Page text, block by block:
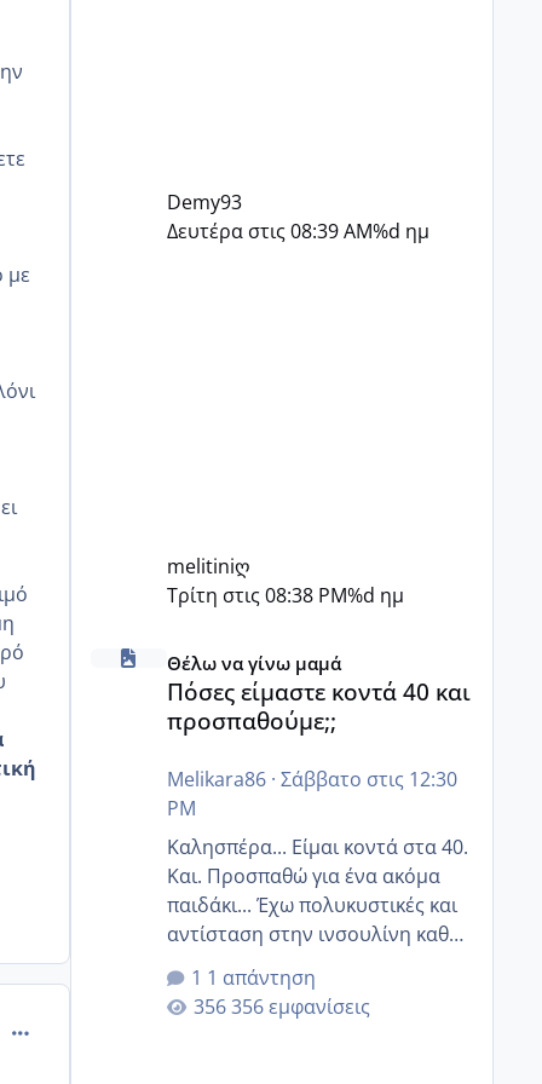
με
comment_761925
Demy93
Δευτέρα στις 08:39 AM%d ημ
melitiniღ
Τρίτη στις 08:38 PM%d ημ
Πόσες είμαστε κοντά 40 και προσπαθούμε;;
Θέλω να γίνω μαμά
Πόσες είμαστε κοντά 40 και
προσπαθούμε;;
Melikara86· Σάββατο στις 12:30
PM
Καλησπέρα... Είμαι κοντά στα 40.
Και. Προσπαθώ για ένα ακόμα
παιδάκι... Έχω πολυκυστικές και
αντίσταση στην ινσουλίνη καθώς
και χάσιμοτο! Έχω λίγα κιλά
παραπάνω και όσο κ αν
προσπαθώ δεν χάνω εύκολα!
1 απάντηση
356 εμφανίσεις